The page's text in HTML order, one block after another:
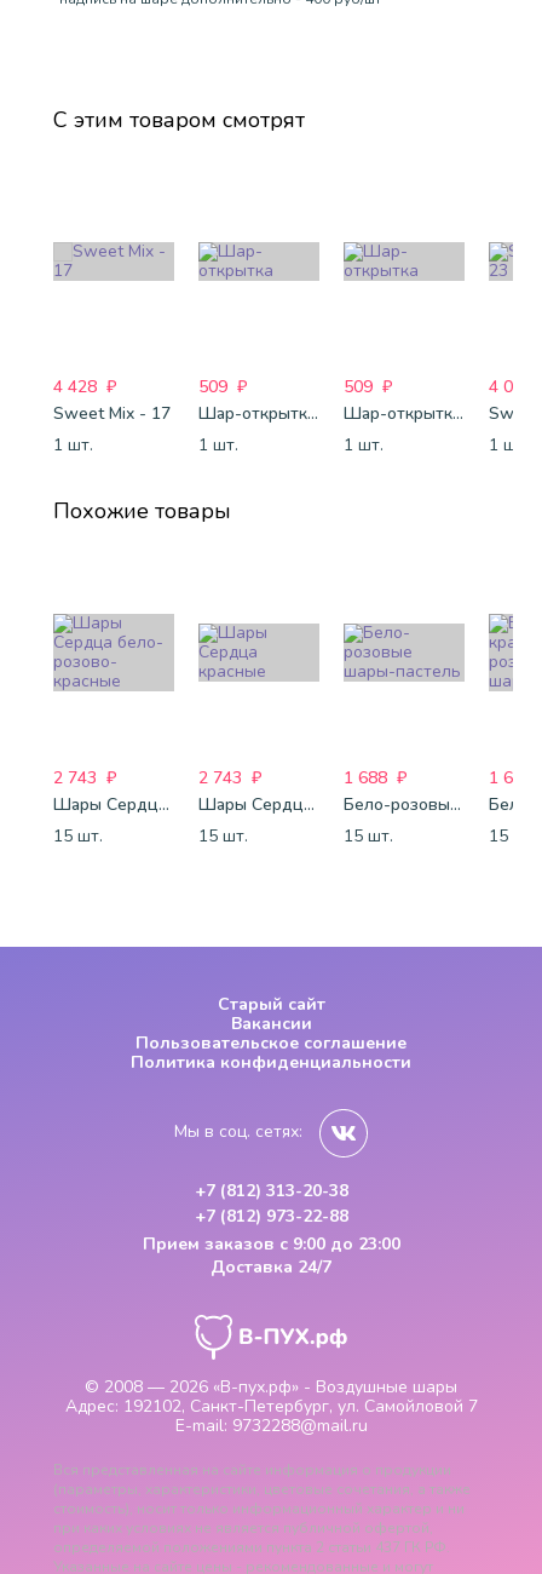
С этим товаром смотрят
4 428 ₽
Sweet Mix - 17
1 шт.
509 ₽
Шар-открытка "Звезда" (45 см) - 1
1 шт.
509 ₽
Шар-открытка "Сердце" (45 см) - 2
1 шт.
4 088
1 шт.
Похожие товары
2 743 ₽
Шары Сердца бело-розово-красные
15 шт.
2 743 ₽
Шары Сердца красные
15 шт.
1 688 ₽
Бело-розовые шары-пастель
15 шт.
1 688
15 шт.
© 2008 — 2026 «В-пух.рф» - Воздушные шары
Адрес: 192102, Санкт-Петербург, ул. Самойловой 7
E-mail: 9732288@mail.ru
Старый сайт
Вакансии
Пользовательское соглашение
Политика конфиденциальности
Мы в соц. сетях:
+7 (812) 313-20-38
+7 (812) 973-22-88
Прием заказов с 9:00 до 23:00
Доставка 24/7
Вся представленная на сайте информация о продукции
(параметры, характеристики, цветовые сочетания, а также
стоимость), носит только информационный характер и ни
при каких условиях не является публичной офертой,
определяемой положениями пункта 2 статьи 437 ГК РФ.
Указанные на сайте цены - рекомендованные и могут